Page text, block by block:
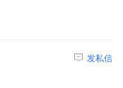
发私信